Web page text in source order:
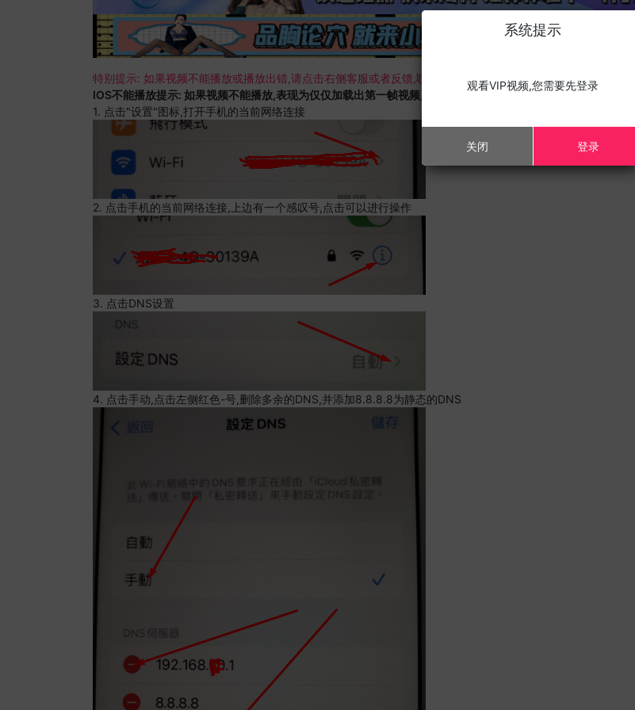
特别提示: 如果视频不能播放或播放出错,请点击右侧客服或者反馈,联系我们;
IOS不能播放提示: 如果视频不能播放,表现为仅仅加载出第一帧视频,且您的设备为苹果手机,请进行以下修改;
1. 点击"设置"图标,打开手机的当前网络连接
2. 点击手机的当前网络连接,上边有一个感叹号,点击可以进行操作
3. 点击DNS设置
4. 点击手动,点击左侧红色-号,删除多余的DNS,并添加8.8.8.8为静态的DNS
系统提示
观看VIP视频,您需要先登录
关闭 登录